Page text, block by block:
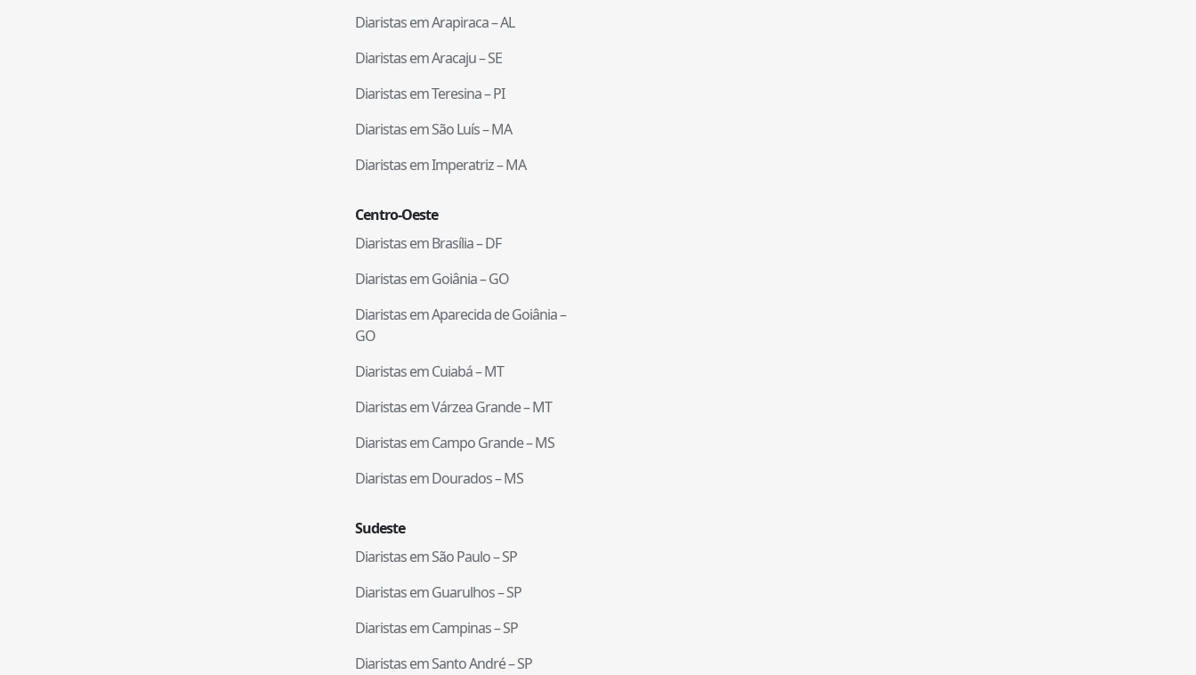
Diaristas emArapiraca–AL
Diaristas emAracaju–SE
Diaristas emTeresina–PI
Diaristas emSão Luís–MA
Diaristas emImperatriz–MA
Centro-Oeste
Diaristas emBrasília–DF
Diaristas emGoiânia–GO
Diaristas emAparecida de Goiânia–
GO
Diaristas emCuiabá–MT
Diaristas emVárzea Grande–MT
Diaristas emCampo Grande–MS
Diaristas emDourados–MS
Sudeste
Diaristas emSão Paulo–SP
Diaristas emGuarulhos–SP
Diaristas emCampinas–SP
Diaristas emSanto André–SP